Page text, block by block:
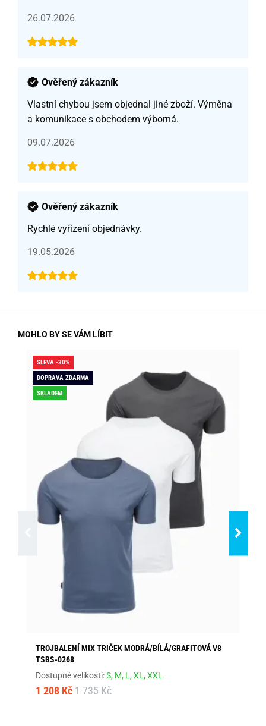
26.07.2026
Ověřený zákazník
Vlastní chybou jsem objednal jiné zboží. Výměna
a komunikace s obchodem výborná.
09.07.2026
Ověřený zákazník
Rychlé vyřízení objednávky.
19.05.2026
MOHLO BY SE VÁM LÍBIT
SLEVA -30%
DOPRAVA ZDARMA
SKLADEM
TROJBALENÍ MIX TRIČEK MODRÁ/BÍLÁ/GRAFITOVÁ V8
TSBS-0268
Dostupné velikosti:S, M, L,XL,XXL
1 208 Kč 1 735 Kč